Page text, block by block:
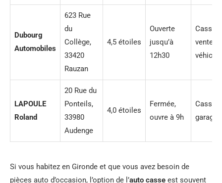
Dubourg
Automobiles
623 Rue
du
Collège,
33420
Rauzan
4,5 étoiles
Ouverte
jusqu’à
12h30
Casse,
vente
LAPOULE
Roland
20 Rue du
Ponteils,
33980
Audenge
4,0 étoiles
Fermée,
ouvre à 9h
Casse,
garage
Si vous habitez en Gironde et que vous avez besoin de
pièces auto d’occasion, l’option de l’auto casse est souvent